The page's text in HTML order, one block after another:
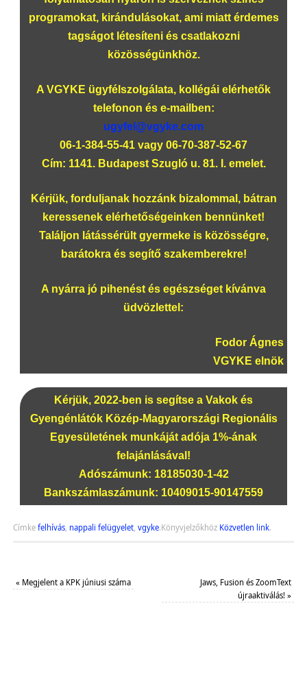
programokat, kirándulásokat, ami miatt érdemes
tagságot létesíteni és csatlakozni
közösségünkhöz.
A VGYKE ügyfélszolgálata, kollégái elérhetők
telefonon és e-mailben:
ugyfel@vgyke.com
06-1-384-55-41 vagy 06-70-387-52-67
Cím: 1141. Budapest Szugló u. 81. I. emelet.
Kérjük, forduljanak hozzánk bizalommal, bátran
keressenek elérhetőségeinken bennünket!
Találjon látássérült gyermeke is közösségre,
barátokra és segítő szakemberekre!
A nyárra jó pihenést és egészséget kívánva
üdvözlettel:
Fodor Ágnes
VGYKE elnök
Kérjük, 2022-ben is segítse a Vakok és
Gyengénlátók Közép-Magyarországi Regionális
Egyesületének munkáját adója 1%-ának
felajánlásával!
Adószámunk: 18185030-1-42
Bankszámlaszámunk: 10409015-90147559
Címke felhívás, nappali felügyelet, vgyke.Könyvjelzőkhöz Közvetlen link.
« Megjelent a KPK júniusi száma
Jaws, Fusion és ZoomText
újraaktiválás!»